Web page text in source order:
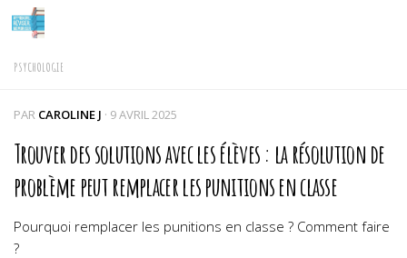
Skip to content
PSYCHOLOGIE
PAR CAROLINE J · 9 AVRIL 2025
Trouver des solutions avec les élèves : la résolution de
problème peut remplacer les punitions en classe
Pourquoi remplacer les punitions en classe ? Comment faire
?